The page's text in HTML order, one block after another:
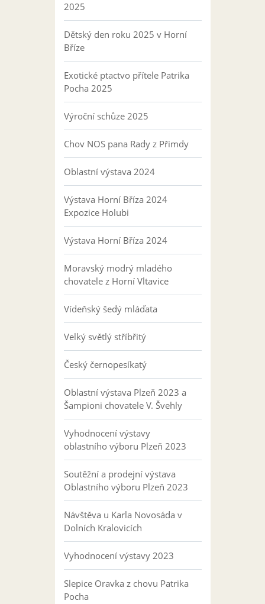
2025
Dětský den roku 2025 v Horní
Bříze
Exotické ptactvo přítele Patrika
Pocha 2025
Výroční schůze 2025
Chov NOS pana Rady z Přimdy
Oblastní výstava 2024
Výstava Horní Bříza 2024
Expozice Holubi
Výstava Horní Bříza 2024
Moravský modrý mladého
chovatele z Horní Vltavice
Vídeňský šedý mláďata
Velký světlý stříbřitý
Český černopesíkatý
Oblastní výstava Plzeň 2023 a
Šampioni chovatele V. Švehly
Vyhodnocení výstavy
oblastního výboru Plzeň 2023
Soutěžní a prodejní výstava
Oblastního výboru Plzeň 2023
Návštěva u Karla Novosáda v
Dolních Kralovicích
Vyhodnocení výstavy 2023
Slepice Oravka z chovu Patrika
Pocha